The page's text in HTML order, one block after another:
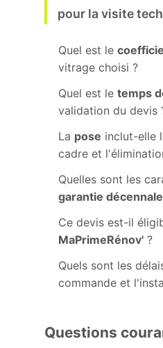
pour la visite
Quel est le
vitrage choisi ?
Quel est le temps
validation du devis
La pose inclut-elle
cadre et
Quelles sont les
garantie décennale
Ce devis est-il
MaPrimeRénov' ?
Quels sont les
commande et
Questions